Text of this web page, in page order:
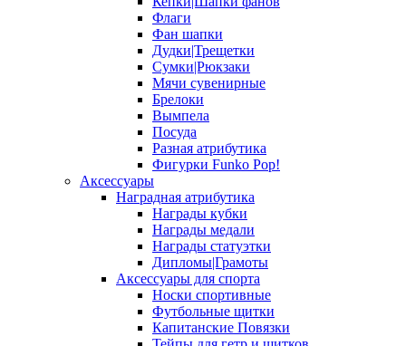
Флаги
Фан шапки
Дудки|Трещетки
Сумки|Рюкзаки
Мячи сувенирные
Брелоки
Вымпела
Посуда
Разная атрибутика
Фигурки Funko Pop!
Аксессуары
Наградная атрибутика
Награды кубки
Награды медали
Награды статуэтки
Дипломы|Грамоты
Аксессуары для спорта
Носки спортивные
Футбольные щитки
Капитанские Повязки